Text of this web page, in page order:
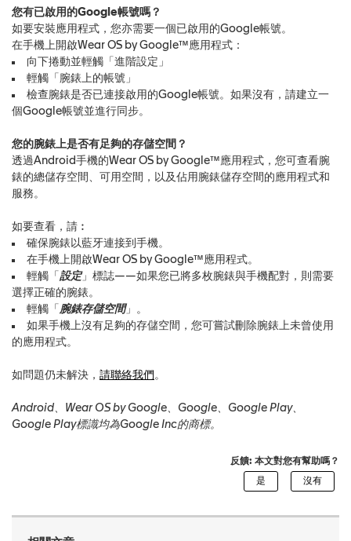
您有已啟用的Google帳號嗎？
如要安裝應用程式，您亦需要一個已啟用的Google帳號。
在手機上開啟Wear OS by Google™應用程式：
向下捲動並輕觸「進階設定」
輕觸「腕錶上的帳號」
檢查腕錶是否已連接啟用的Google帳號。如果沒有，請建立一
個Google帳號並進行同步。
您的腕錶上是否有足夠的存儲空間？
透過Android手機的Wear OS by Google™應用程式，您可查看腕
錶的總儲存空間、可用空間，以及佔用腕錶儲存空間的應用程式和
服務。
如要查看，請︰
確保腕錶以藍牙連接到手機。
在手機上開啟Wear OS by Google™應用程式。
輕觸「 設定」標誌——如果您已將多枚腕錶與手機配對，則需要
選擇正確的腕錶。
輕觸「 腕錶存儲空間」。
如果手機上沒有足夠的存儲空間，您可嘗試刪除腕錶上未曾使用
的應用程式。
如問題仍未解決， 請聯絡我們 。
Android、Wear OS by Google、Google、Google Play、
Google Play標識均為Google Inc的商標。
反饋: 本文對您有幫助嗎？